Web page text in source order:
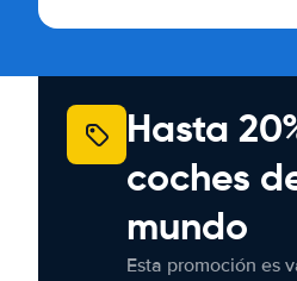
Hasta
coches
mundo
Esta promoción es